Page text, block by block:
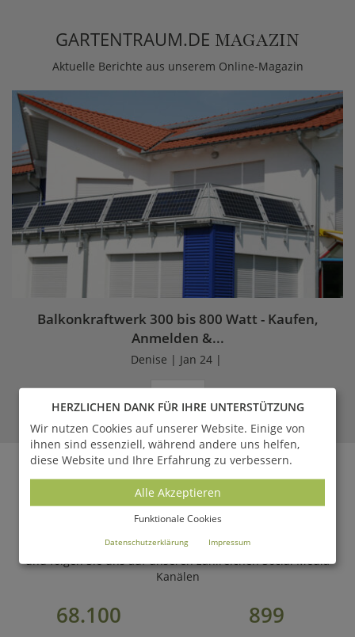
GARTENTRAUM.DE MAGAZIN
Aktuelle Berichte aus unserem Online-Magazin
Balkonkraftwerk 300 bis 800 Watt - Kaufen,
Anmelden &...
Denise | Jan 24 |
LESEN
ZUM MAGAZIN
WERDEN SIE FAN VON
GARTENTRAUM.DE
und folgen Sie uns auf unseren zahlreichen Social Media
Kanälen
68.100 899
HERZLICHEN DANK FÜR IHRE UNTERSTÜTZUNG
Wir nutzen Cookies auf unserer Website. Einige von
ihnen sind essenziell, während andere uns helfen,
diese Website und Ihre Erfahrung zu verbessern.
Alle Akzeptieren
Funktionale Cookies
Datenschutzerklärung Impressum